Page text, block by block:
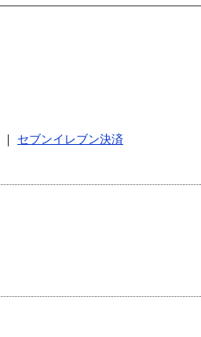
セブンイレブン決済